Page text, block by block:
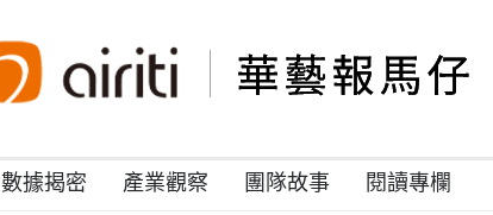
數據揭密 產業觀察 團隊故事 閱讀專欄